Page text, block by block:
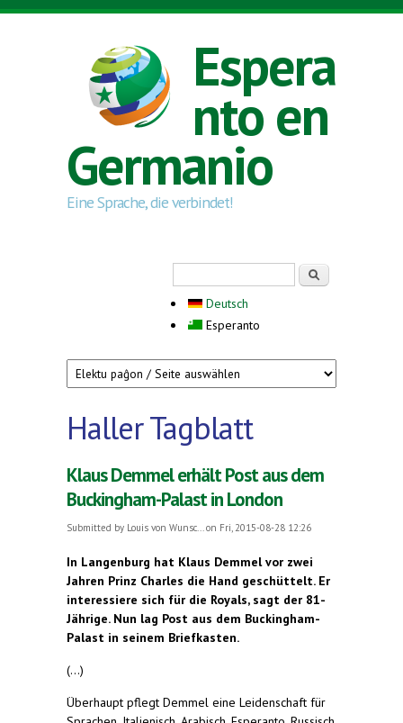
Skip to main content
Espera
nto en
Germanio
Eine Sprache, die verbindet!
Deutsch
Esperanto
Haller Tagblatt
Klaus Demmel erhält Post aus dem
Buckingham-Palast in London
Submitted by Louis von Wunsc... on Fri, 2015-08-28 12:26
In Langenburg hat Klaus Demmel vor zwei
Jahren Prinz Charles die Hand geschüttelt. Er
interessiere sich für die Royals, sagt der 81-
Jährige. Nun lag Post aus dem Buckingham-
Palast in seinem Briefkasten.
(...)
Überhaupt pflegt Demmel eine Leidenschaft für